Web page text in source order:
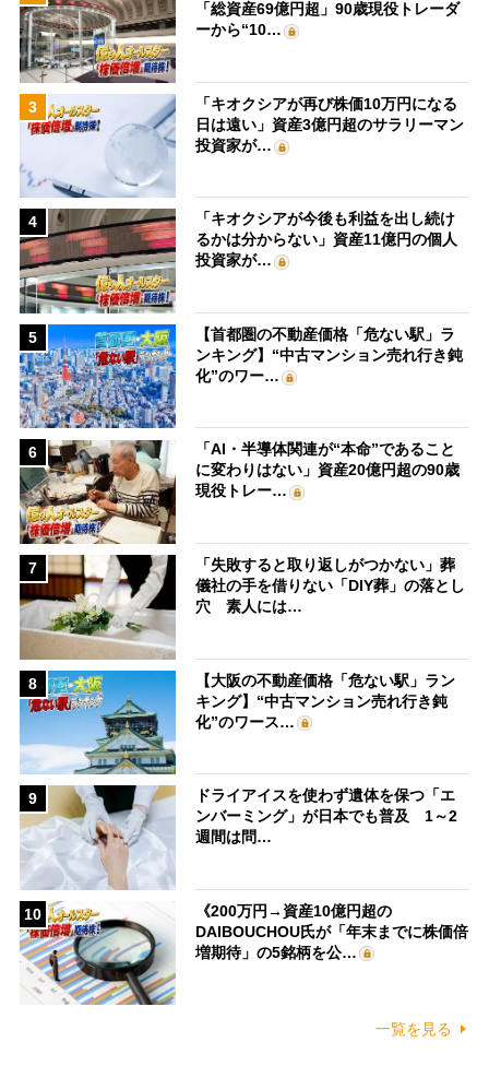
「総資産69億円超」90歳現役トレーダ
ーから“10…
3
「キオクシアが再び株価10万円になる
日は遠い」資産3億円超のサラリーマン
投資家が…
4
「キオクシアが今後も利益を出し続け
るかは分からない」資産11億円の個人
投資家が…
5
【首都圏の不動産価格「危ない駅」ラ
ンキング】“中古マンション売れ行き鈍
化”のワー…
6
「AI・半導体関連が“本命”であること
に変わりはない」資産20億円超の90歳
現役トレー…
7
「失敗すると取り返しがつかない」葬
儀社の手を借りない「DIY葬」の落とし
穴 素人には…
8
【大阪の不動産価格「危ない駅」ラン
キング】“中古マンション売れ行き鈍
化”のワース…
9
ドライアイスを使わず遺体を保つ「エ
ンバーミング」が日本でも普及 1～2
週間は問…
10
《200万円→資産10億円超の
DAIBOUCHOU氏が「年末までに株価倍
増期待」の5銘柄を公…
一覧を見る